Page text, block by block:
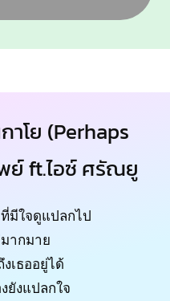
าโย (Perhaps
ย์ ft.ไอซ์ ศรัณยู
มีใจดูแปลกไป
ากมาย
เธออยู่ได้
ยังแปลกใจ